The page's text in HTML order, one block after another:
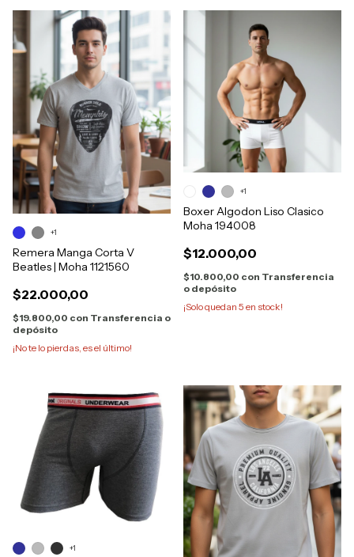
Remera Manga Corta V
Beatles | Moha 1121560
$22.000,00
$19.800,00 con Transferencia o
depósito
¡No te lo pierdas, es el último!
+1
Boxer Algodon Liso Clasico
Moha 194008
$12.000,00
$10.800,00 con Transferencia
o depósito
¡Solo quedan 5 en stock!
+1
+1